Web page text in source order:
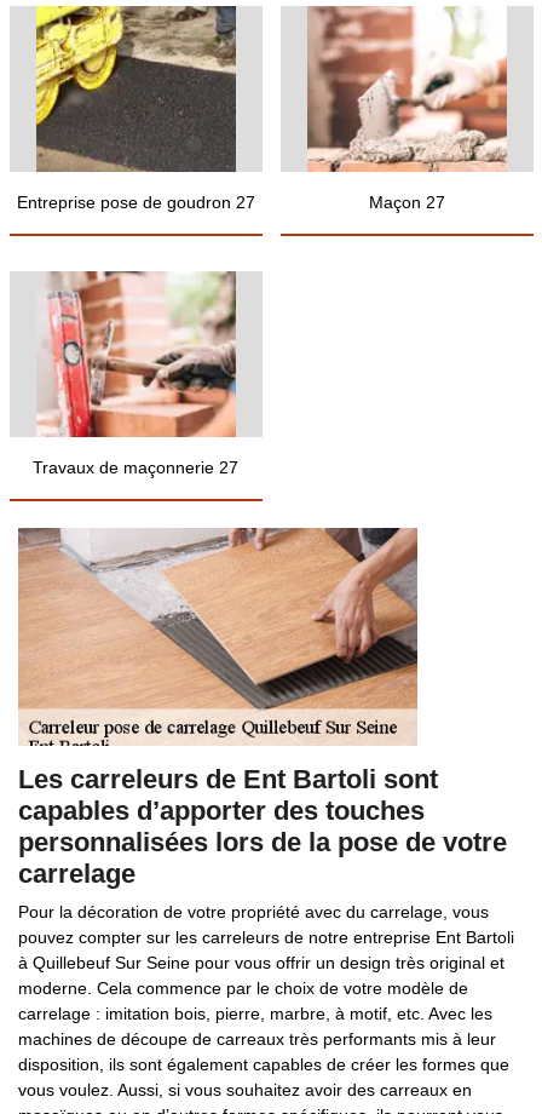
Entreprise pose de goudron 27 Maçon 27
Travaux de maçonnerie 27
Les carreleurs de Ent Bartoli sont
capables d’apporter des touches
personnalisées lors de la pose de votre
carrelage
Pour la décoration de votre propriété avec du carrelage, vous
pouvez compter sur les carreleurs de notre entreprise Ent Bartoli
à Quillebeuf Sur Seine pour vous offrir un design très original et
moderne. Cela commence par le choix de votre modèle de
carrelage : imitation bois, pierre, marbre, à motif, etc. Avec les
machines de découpe de carreaux très performants mis à leur
disposition, ils sont également capables de créer les formes que
vous voulez. Aussi, si vous souhaitez avoir des carreaux en